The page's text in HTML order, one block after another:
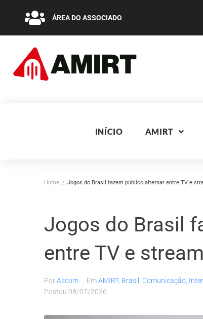
ÁREA DO ASSOCIADO
INÍCIO AMIRT
Home / Jogos do Brasil fazem público alternar entre TV e
Jogos do Brasil
entre TV e
PorAscom EmAMIRT, Brasil Comunicação
Postou 08/07/2026